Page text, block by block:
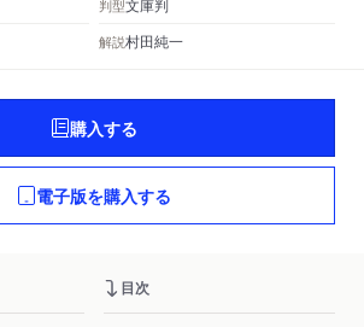
判型文庫判
解説村田純一
購入する
電子版を購入する
目次